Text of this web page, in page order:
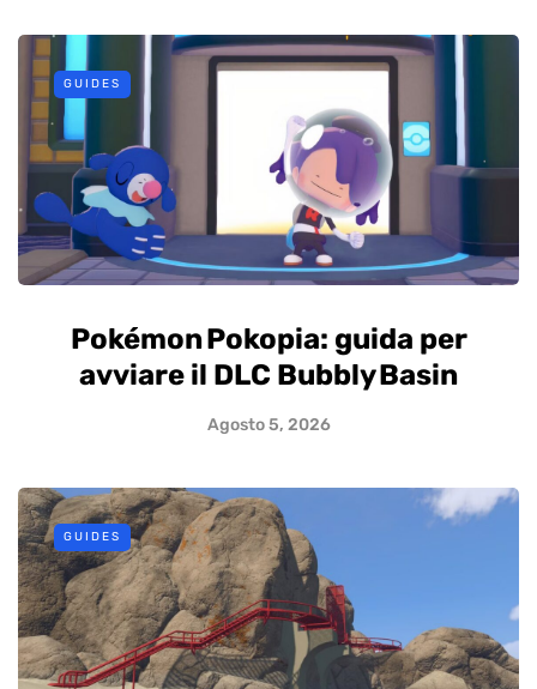
GUIDES
Pokémon Pokopia: guida per
avviare il DLC Bubbly Basin
Agosto 5, 2026
GUIDES